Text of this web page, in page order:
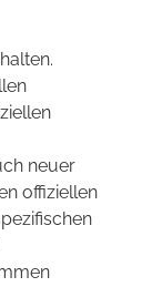
neuer
offiziellen